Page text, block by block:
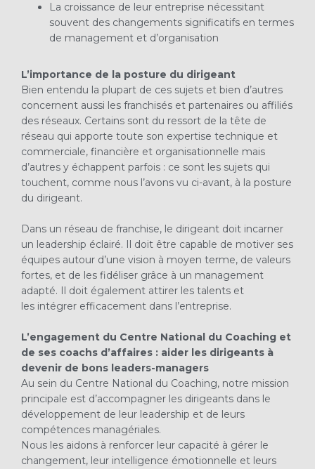
La croissance de leur entreprise nécessitant
souvent des changements significatifs en termes
de management et d’organisation
L’importance de la posture du dirigeant
Bien entendu la plupart de ces sujets et bien d’autres
concernent aussi les franchisés et partenaires ou affiliés
des réseaux. Certains sont du ressort de la tête de
réseau qui apporte toute son expertise technique et
commerciale, financière et organisationnelle mais
d’autres y échappent parfois : ce sont les sujets qui
touchent, comme nous l’avons vu ci-avant, à la posture
du dirigeant.
Dans un réseau de franchise, le dirigeant doit incarner
un leadership éclairé. Il doit être capable de motiver ses
équipes autour d’une vision à moyen terme, de valeurs
fortes, et de les fidéliser grâce à un management
adapté. Il doit également attirer les talents et
les intégrer efficacement dans l’entreprise.
L’engagement du Centre National du Coaching et
de ses coachs d’affaires : aider les dirigeants à
devenir de bons leaders-managers
Au sein du Centre National du Coaching, notre mission
principale est d’accompagner les dirigeants dans le
développement de leur leadership et de leurs
compétences managériales.
Nous les aidons à renforcer leur capacité à gérer le
changement, leur intelligence émotionnelle et leurs